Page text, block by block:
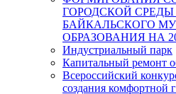
ГОРОДСКОЙ
БАЙКАЛЬСКОГО
ОБРАЗОВАНИЯ НА
Индустриальный парк
Капитальный ремонт
Всероссийский
создания комфортной